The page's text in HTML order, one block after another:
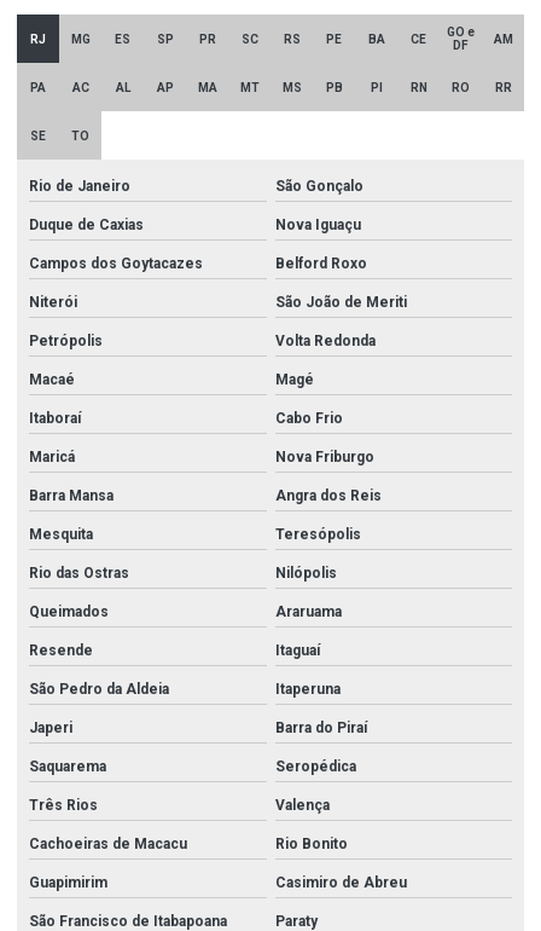
RJ MG ES SP PR SC RS PE BA CE
GO e
DF
AM
PA AC AL AP MA MT MS PB PI RN RO RR
SE TO
Rio de Janeiro São Gonçalo
Duque de Caxias Nova Iguaçu
Campos dos Goytacazes Belford Roxo
Niterói São João de Meriti
Petrópolis Volta Redonda
Macaé Magé
Itaboraí Cabo Frio
Maricá Nova Friburgo
Barra Mansa Angra dos Reis
Mesquita Teresópolis
Rio das Ostras Nilópolis
Queimados Araruama
Resende Itaguaí
São Pedro da Aldeia Itaperuna
Japeri Barra do Piraí
Saquarema Seropédica
Três Rios Valença
Cachoeiras de Macacu Rio Bonito
Guapimirim Casimiro de Abreu
São Francisco de Itabapoana Paraty